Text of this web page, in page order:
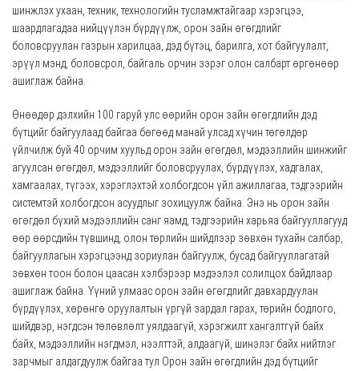
шинжлэх ухаан, техник, технологийн тусламжтайгаар хэрэгцээ,
шаардлагадаа нийцүүлэн бүрдүүлж, орон зайн өгөгдлийг
боловсруулан газрын харилцаа, дэд бүтэц, барилга, хот байгуулалт,
эрүүл мэнд, боловсрол, байгаль орчин зэрэг олон салбарт өргөнөөр
ашиглаж байна.
Өнөөдөр дэлхийн 100 гаруй улс өөрийн орон зайн өгөгдлийн дэд
бүтцийг байгуулаад байгаа бөгөөд манай улсад хүчин төгөлдөр
үйлчилж буй 40 орчим хуульд орон зайн өгөгдөл, мэдээллийн шинжийг
агуулсан өгөгдөл, мэдээллийг боловсруулах, бүрдүүлэх, хадгалах,
хамгаалах, түгээх, хэрэглэхтэй холбогдсон үйл ажиллагаа, тэдгээрийн
системтэй холбогдсон асуудлыг зохицуулж байна. Энэ нь орон зайн
өгөгдөл бүхий мэдээллийн санг яамд, тэдгээрийн харьяа байгууллагууд
өөр өөрсдийн түвшинд, олон төрлийн шийдлээр зөвхөн тухайн салбар,
байгууллагын хэрэгцээнд зориулан байгуулж, бусад байгууллагатай
зөвхөн тоон болон цаасан хэлбэрээр мэдээлэл солилцох байдлаар
ашиглаж байна. Үүний улмаас орон зайн өгөгдлийг давхардуулан
бүрдүүлэх, хөрөнгө оруулалтын үргүй зардал гарах, төрийн бодлого,
шийдвэр, нэгдсэн төлөвлөлт уялдаагүй, хэрэгжилт хангалтгүй байх
байх, мэдээллийн нэгдмэл, нээлттэй, алдаагүй, шинэлэг байх нийтлэг
зарчмыг алдагдуулж байгаа тул Орон зайн өгөгдлийн дэд бүтцийг